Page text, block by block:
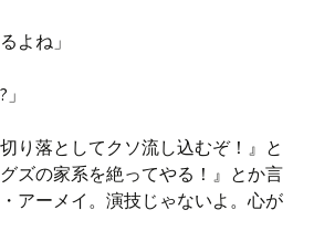
よね」
り落としてクソ流し込むぞ！』と
ズの家系を絶ってやる！』とか言
アーメイ。演技じゃないよ。心が